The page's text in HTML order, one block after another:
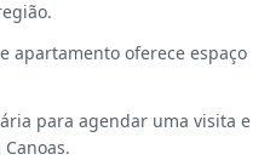
apartamento oferece espaço
para agendar uma visita e